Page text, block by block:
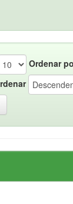
Ordenar